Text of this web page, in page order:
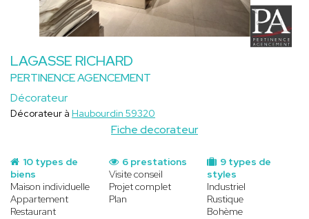
LAGASSE RICHARD
PERTINENCE AGENCEMENT
Décorateur
Fiche decorateur
Décorateur à Haubourdin 59320
10 types de
biens
Maison individuelle
Appartement
Restaurant
9 types de
styles
Industriel
Rustique
Bohème
6 prestations
Visite conseil
Projet complet
Plan